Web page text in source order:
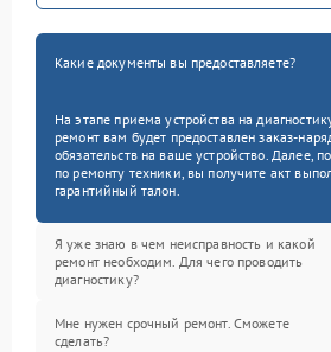
Какие документы вы предоставляете?
На этапе приема устройства на
ремонт вам будет предоставлен заказ-
обязательств на ваше устройство. Далее,
по ремонту техники, вы получите акт
гарантийный талон.
Я уже знаю в чем неисправность и какой
ремонт необходим. Для чего проводить
диагностику?
Мне нужен срочный ремонт. Сможете
сделать?